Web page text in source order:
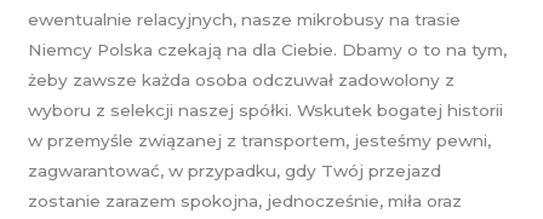
ewentualnie relacyjnych, nasze mikrobusy na trasie
Niemcy Polska czekają na dla Ciebie. Dbamy o to na tym,
żeby zawsze każda osoba odczuwał zadowolony z
wyboru z selekcji naszej spółki. Wskutek bogatej historii
w przemyśle związanej z transportem, jesteśmy pewni,
zagwarantować, w przypadku, gdy Twój przejazd
zostanie zarazem spokojna, jednocześnie, miła oraz